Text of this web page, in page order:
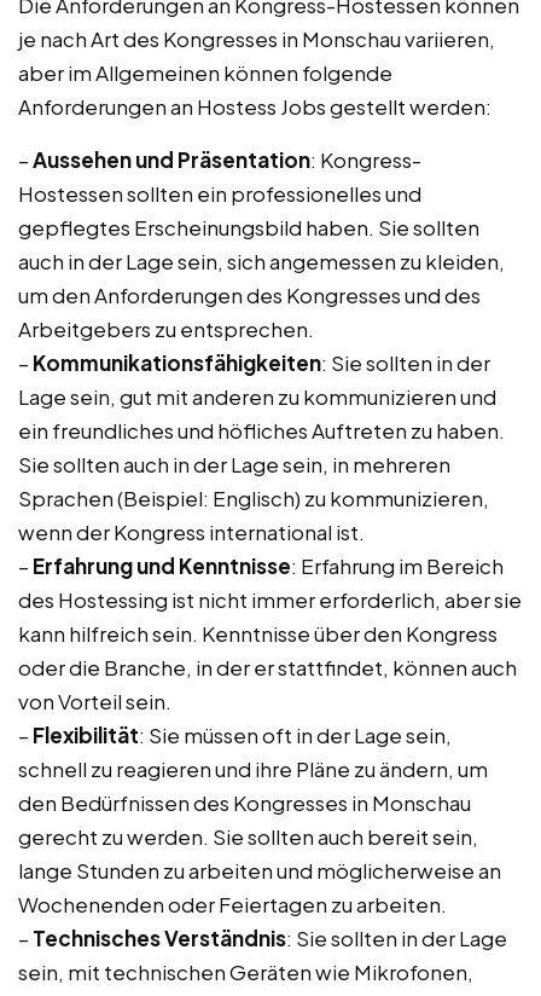
je nach Art des Kongresses in Monschau variieren,
aber im Allgemeinen können folgende
Anforderungen an Hostess Jobs gestellt werden:
–Aussehen und Präsentation: Kongress-
Hostessen sollten ein professionelles und
gepflegtes Erscheinungsbild haben. Sie sollten
auch in der Lage sein, sich angemessen zu kleiden,
um den Anforderungen des Kongresses und des
Arbeitgebers zu entsprechen.
– Kommunikationsfähigkeiten: Sie sollten in der
Lage sein, gut mit anderen zu kommunizieren und
ein freundliches und höfliches Auftreten zu haben.
Sie sollten auch in der Lage sein, in mehreren
Sprachen (Beispiel: Englisch) zu kommunizieren,
wenn der Kongress international ist.
– Erfahrung und Kenntnisse: Erfahrung im Bereich
des Hostessing ist nicht immer erforderlich, aber sie
kann hilfreich sein. Kenntnisse über den Kongress
oder die Branche, in der er stattfindet, können auch
von Vorteil sein.
– Flexibilität: Sie müssen oft in der Lage sein,
schnell zu reagieren und ihre Pläne zu ändern, um
den Bedürfnissen des Kongresses in Monschau
gerecht zu werden. Sie sollten auch bereit sein,
lange Stunden zu arbeiten und möglicherweise an
Wochenenden oder Feiertagen zu arbeiten.
– Technisches Verständnis: Sie sollten in der Lage
sein, mit technischen Geräten wie Mikrofonen,